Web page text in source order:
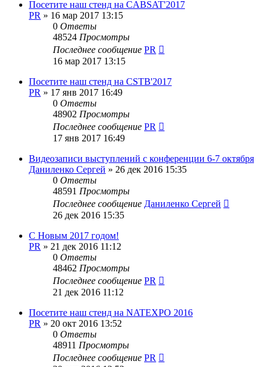
Посетите наш стенд на CABSAT'2017
PR » 16 мар 2017 13:15
0 Ответы
48524 Просмотры
Последнее сообщение PR
16 мар 2017 13:15
Посетите наш стенд на CSTB'2017
PR » 17 янв 2017 16:49
0 Ответы
48902 Просмотры
Последнее сообщение PR
17 янв 2017 16:49
Видеозаписи выступлений c конференции 6-7 октября
Даниленко Сергей » 26 дек 2016 15:35
0 Ответы
48591 Просмотры
Последнее сообщение Даниленко Сергей
26 дек 2016 15:35
С Новым 2017 годом!
PR » 21 дек 2016 11:12
0 Ответы
48462 Просмотры
Последнее сообщение PR
21 дек 2016 11:12
Посетите наш стенд на NATEXPO 2016
PR » 20 окт 2016 13:52
0 Ответы
48911 Просмотры
Последнее сообщение PR